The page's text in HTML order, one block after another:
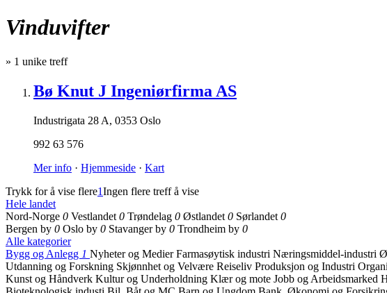
Vinduvifter
» 1 unike treff
Bø Knut J Ingeniørfirma AS
Industrigata 28 A, 0353 Oslo
992 63 576
Mer info · Hjemmeside · Kart
Trykk for å vise flere1Ingen flere treff å vise
Hele landet
Nord-Norge 0 Vestlandet 0 Trøndelag 0 Østlandet 0 Sørlandet 0
Bergen by 0 Oslo by 0 Stavanger by 0 Trondheim by 0
Alle kategorier
Bygg og Anlegg 1 Nyheter og MedierFarmasøytisk industri Næringsmiddel-industri
Utdanning og Forskning Skjønnhet og Velvære Reiseliv Produksjon og Industri
Kunst og Håndverk Kultur og Underholdning Klær og mote Jobb og Arbeidsmarked